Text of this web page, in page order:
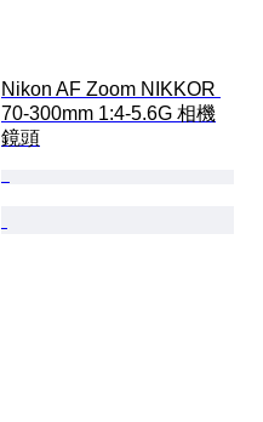
Nikon AF Zoom NIKKOR
70-300mm 1:4-5.6G 相機
鏡頭